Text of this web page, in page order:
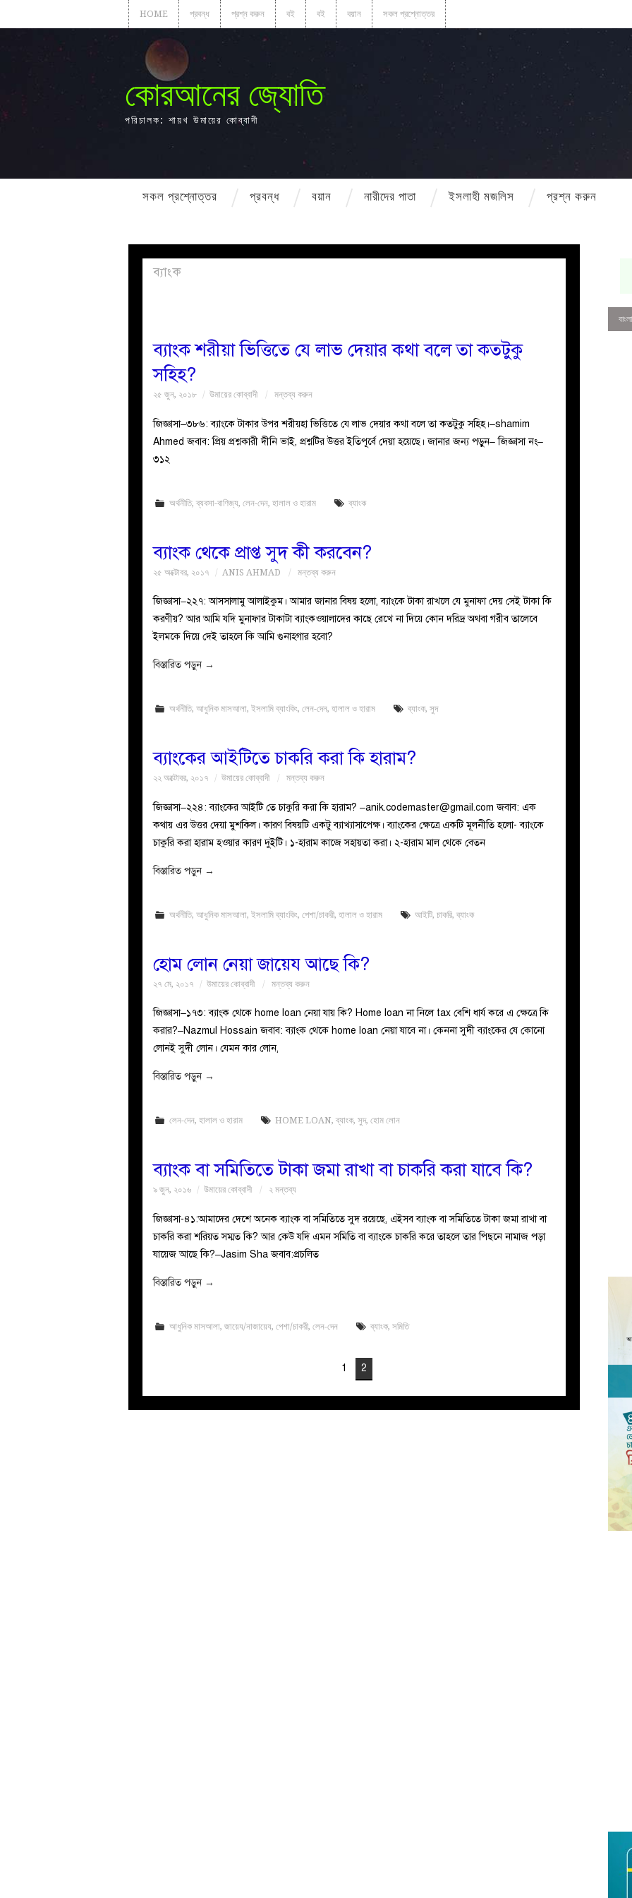
HOME প্রবন্ধ প্রশ্ন করুন বই বই বয়ান সকল প্রশ্নোত্তর
কোরআনের জ্যোতি
পরিচালক: শায়খ উমায়ের কোব্বাদী
সকল প্রশ্নোত্তর প্রবন্ধ বয়ান নারীদের পাতা ইসলাহী মজলিস প্রশ্ন করুন
ব্যাংক
ব্যাংক শরীয়া ভিত্তিতে যে লাভ দেয়ার কথা বলে তা কতটুকু
সহিহ?
২৫ জুন, ২০১৮ উমায়ের কোব্বাদী মন্তব্য করুন
জিজ্ঞাসা–৩৮৬: ব্যাংকে টাকার উপর শরীয়হা ভিত্তিতে যে লাভ দেয়ার কথা বলে তা কতটুকু সহিহ।–shamim
Ahmed জবাব: প্রিয় প্রশ্নকারী দীনি ভাই, প্রশ্নটির উত্তর ইতিপূর্বে দেয়া হয়েছে। জানার জন্য পড়ুন– জিজ্ঞাসা নং–
৩১২
অর্থনীতি,ব্যবসা-বাণিজ্য,লেন-দেন,হালাল ও হারাম ব্যাংক
ব্যাংক থেকে প্রাপ্ত সুদ কী করবেন?
২৫ অক্টোবর, ২০১৭ ANIS AHMAD মন্তব্য করুন
জিজ্ঞাসা–২২৭: আসসালামু আলাইকুম। আমার জানার বিষয় হলো, ব্যাংকে টাকা রাখলে যে মুনাফা দেয় সেই টাকা কি
করণীয়? আর আমি যদি মুনাফার টাকাটা ব্যাংকওয়ালাদের কাছে রেখে না দিয়ে কোন দরিদ্র অথবা গরীব তালেবে
ইলমকে দিয়ে দেই তাহলে কি আমি গুনাহগার হবো?
বিস্তারিত পড়ুন →
অর্থনীতি,আধুনিক মাসআলা,ইসলামি ব্যাংকিং,লেন-দেন,হালাল ও হারাম ব্যাংক,সুদ
ব্যাংকের আইটিতে চাকরি করা কি হারাম?
২২ অক্টোবর, ২০১৭ উমায়ের কোব্বাদী মন্তব্য করুন
জিজ্ঞাসা–২২৪: ব্যাংকের আইটি তে চাকুরি করা কি হারাম? –anik.codemaster@gmail.com জবাব: এক
কথায় এর উত্তর দেয়া মুশকিল। কারণ বিষয়টি একটু ব্যাখ্যাসাপেক্ষ। ব্যাংকের ক্ষেত্রে একটি মূলনীতি হলো- ব্যাংকে
চাকুরি করা হারাম হওয়ার কারণ দুইটি। ১-হারাম কাজে সহায়তা করা। ২-হারাম মাল থেকে বেতন
বিস্তারিত পড়ুন →
অর্থনীতি,আধুনিক মাসআলা,ইসলামি ব্যাংকিং,পেশা/চাকরী,হালাল ও হারাম আইটি,চাকরি,ব্যাংক
হোম লোন নেয়া জায়েয আছে কি?
২৭ মে, ২০১৭ উমায়ের কোব্বাদী মন্তব্য করুন
জিজ্ঞাসা–১৭৩: ব্যাংক থেকে home loan নেয়া যায় কি? Home loan না নিলে tax বেশি ধার্য করে এ ক্ষেত্রে কি
করার?–Nazmul Hossain জবাব: ব্যাংক থেকে home loan নেয়া যাবে না। কেননা সুদী ব্যাংকের যে কোনো
লোনই সুদী লোন। যেমন কার লোন,
বিস্তারিত পড়ুন →
লেন-দেন,হালাল ও হারাম HOME LOAN,ব্যাংক,সুদ,হোম লোন
ব্যাংক বা সমিতিতে টাকা জমা রাখা বা চাকরি করা যাবে কি?
৯ জুন, ২০১৬ উমায়ের কোব্বাদী ২ মন্তব্য
জিজ্ঞাসা-৪১:আমাদের দেশে অনেক ব্যাংক বা সমিতিতে সুদ রয়েছে, এইসব ব্যাংক বা সমিতিতে টাকা জমা রাখা বা
চাকরি করা শরিয়ত সম্মত কি? আর কেউ যদি এমন সমিতি বা ব্যাংকে চাকরি করে তাহলে তার পিছনে নামাজ পড়া
যায়েজ আছে কি?–Jasim Sha জবাব:প্রচলিত
বিস্তারিত পড়ুন →
আধুনিক মাসআলা,জায়েয/নাজায়েয,পেশা/চাকরী,লেন-দেন ব্যাংক,সমিতি
1 2